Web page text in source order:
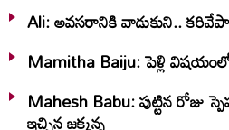
Ali: అవసరానికి వాడుకుని..
Mamitha Baiju: పెళ్లి
Mahesh Babu: పుట్టిన రోజు
ఇచ్చిన జక్కన్న